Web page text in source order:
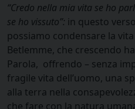
“Credo nella mia vita se ho
se ho vissuto”: in questo
possiamo condensare la
Betlemme, che crescendo
Parola, offrendo – senza
fragile vita dell’uomo, una
alla terra nella
che fare con la natura